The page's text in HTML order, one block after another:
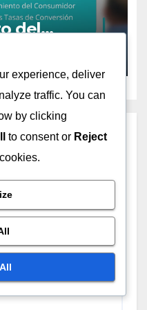
del
para
de
experience, deliver
traffic. You can
by clicking
to consent or Reject